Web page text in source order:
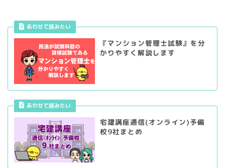
あわせて読みたい
『マンション管理士試験』を分
かりやすく解説します
あわせて読みたい
宅建講座通信(オンライン)予備
校9社まとめ